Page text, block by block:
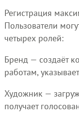
Регистрация
Пользователи
четырех ролей:
Бренд — создаёт
работам,
Художник —
получает